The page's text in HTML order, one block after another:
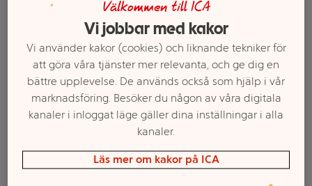
Väggkalender 26/27
Veckoplan
Välj butik
Familjekalender 26/27
Rolig
Välj butik
Välkommen till ICA
Vi jobbar med kakor
Vi använder kakor (cookies) och liknande tekniker för
att göra våra tjänster mer relevanta, och ge dig en
bättre upplevelse. De används också som hjälp i vår
marknadsföring. Besöker du någon av våra digitala
kanaler i inloggat läge gäller dina inställningar i alla
kanaler.
Läs mer om kakor på ICA